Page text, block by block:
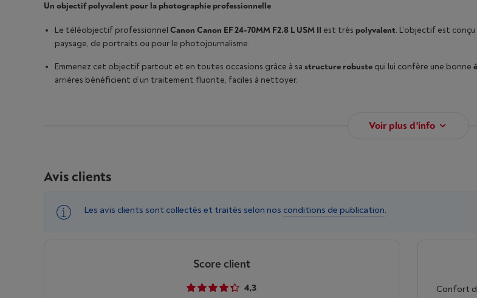
Un objectif polyvalent pour la photographie professionnelle
Le téléobjectif professionnel Canon Canon EF 24-70MM F2.8 L USM II est très polyvalent. L’objectif est
paysage, de portraits ou pour le photojournalisme.
Emmenez cet objectif partout et en toutes occasions grâce à sa structure robuste qui lui confère une bonne
arrières bénéficient d’un traitement fluorite, faciles à nettoyer.
Voir plus d'info
Avis clients
Les avis clients sont collectés et traités selon nos conditions de publication.
Score client
4,3
Confort